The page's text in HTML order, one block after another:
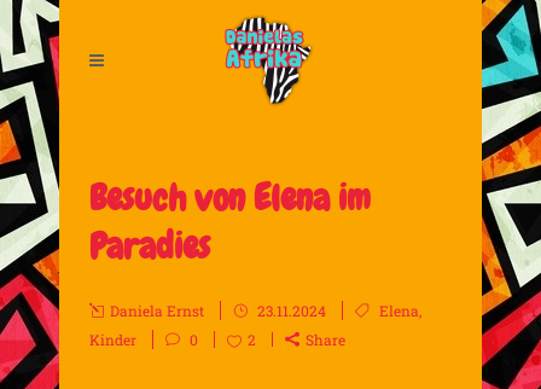
Besuch von Elena im
Paradies
Daniela Ernst 23.11.2024 Elena,
Kinder
0 2 Share